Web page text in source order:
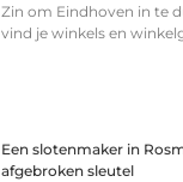
Zin om Eindhoven in te
vind je winkels en
Een slotenmaker in
afgebroken sleutel